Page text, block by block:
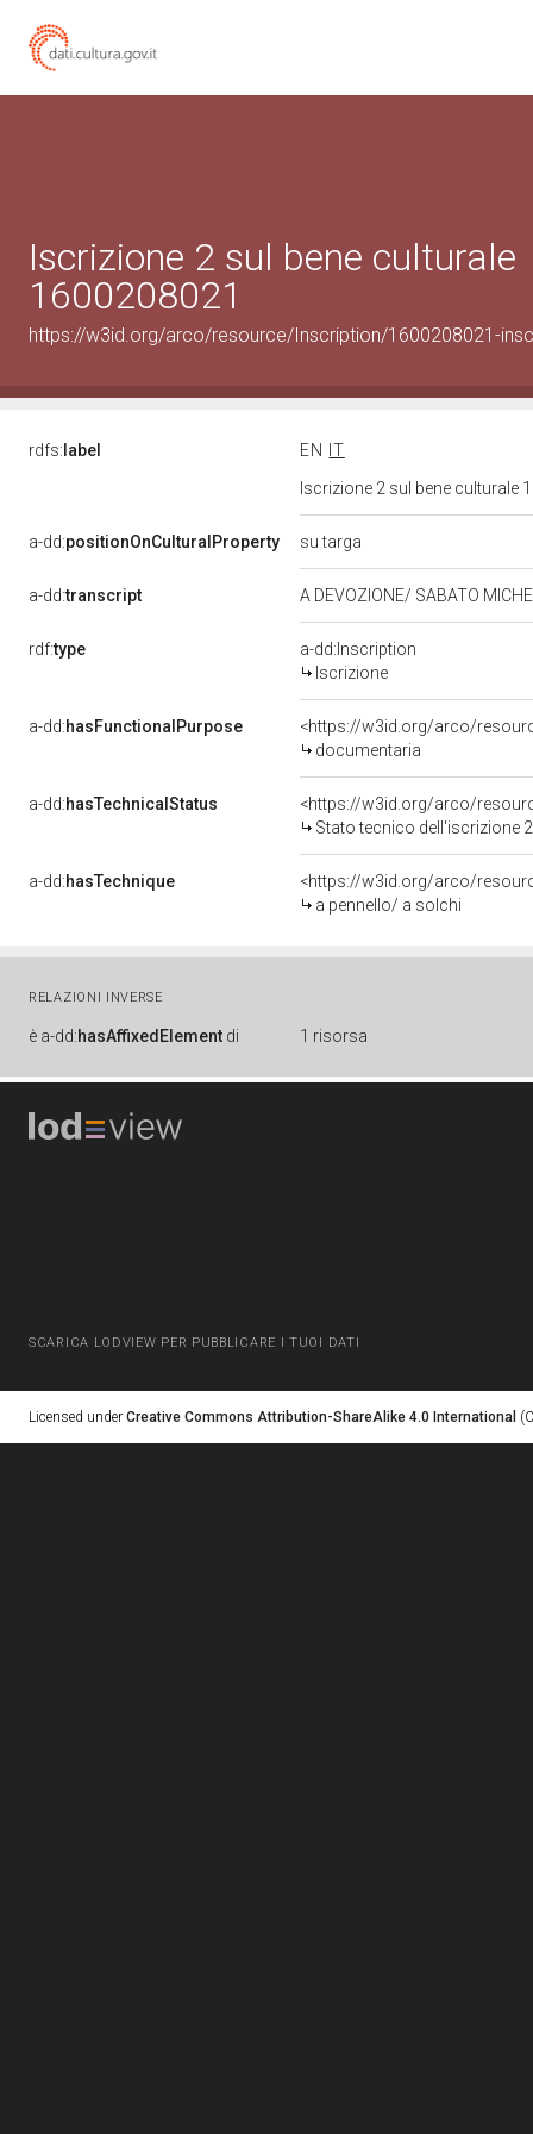
Iscrizione 2 sul bene culturale
1600208021
https://w3id.org/arco/resource/Inscription/1600208021-
rdfs: label EN
IT
Iscrizione 2 sul bene culturale
a-dd:positionOnCulturalProperty su targa
a-dd:transcript A DEVOZIONE/ SABATO
rdf:type
a-dd:Inscription
Iscrizione
a-dd:hasFunctionalPurpose
<https://w3id.org/arco/
documentaria
a-dd:hasTechnicalStatus
<https://w3id.org/arco/
Stato tecnico dell'iscrizione
a-dd:hasTechnique
<https://w3id.org/arco/
a pennello/ a solchi
RELAZIONI INVERSE
è a-dd:hasAffixedElement di 1 risorsa
SCARICA LODVIEW PER PUBBLICARE I TUOI DATI
Licensed under Creative Commons Attribution-ShareAlike 4.0 International